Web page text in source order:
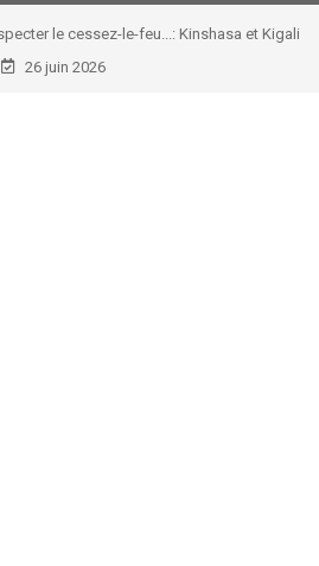
le cessez-le-feu...: Kinshasa et Kigali
sous pression à Londres !
26 juin 2026